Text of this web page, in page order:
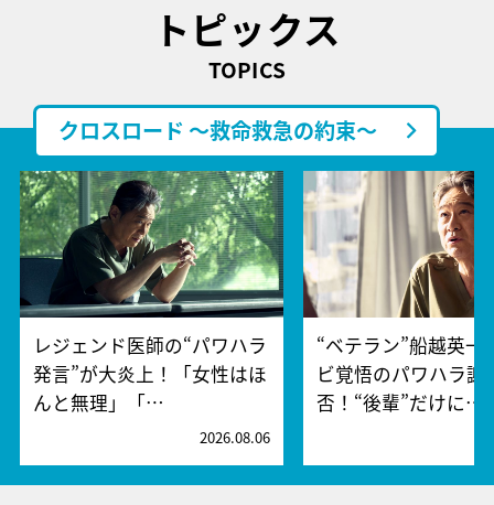
トピックス
TOPICS
クロスロード ～救命救急の約束～
レジェンド医師の“パワハラ
発言”が大炎上！「女性はほ
んと無理」「…
2026.08.06
“ベテラン”船越英一
ビ覚悟のパワハラ謝
否！“後輩”だけに…